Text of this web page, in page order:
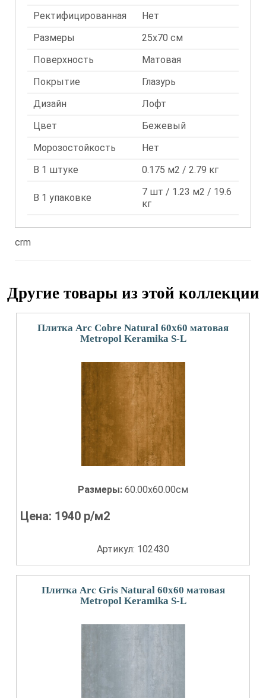
Ректифицированная
Нет
Размеры
25х70 см
Поверхность
Матовая
Покрытие
Глазурь
Дизайн
Лофт
Цвет
Бежевый
Морозостойкость
Нет
В 1 штуке
0.175 м2 / 2.79 кг
В 1 упаковке
7 шт / 1.23 м2 / 19.6
кг
crm
Другие товары из этой коллекции
Плитка Arc Cobre Natural 60х60 матовая
Metropol Keramika S-L
Размеры: 60.00x60.00см
Цена: 1940 р/м2
Артикул: 102430
Плитка Arc Gris Natural 60х60 матовая
Metropol Keramika S-L